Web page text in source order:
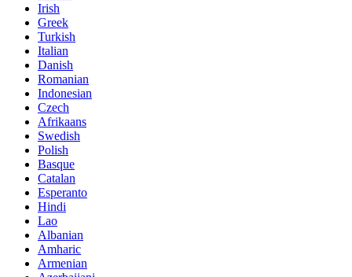
Irish
Greek
Turkish
Italian
Danish
Romanian
Indonesian
Czech
Afrikaans
Swedish
Polish
Basque
Catalan
Esperanto
Hindi
Lao
Albanian
Amharic
Armenian